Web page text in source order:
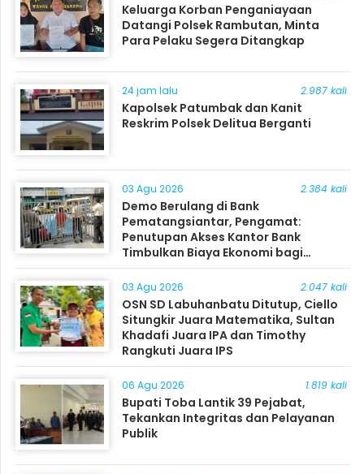
Keluarga Korban Penganiayaan
Datangi Polsek Rambutan, Minta
Para Pelaku Segera Ditangkap
24 jam lalu 2.987 kali
Kapolsek Patumbak dan Kanit
Reskrim Polsek Delitua Berganti
03 Agu 2026 2.384 kali
Demo Berulang di Bank
Pematangsiantar, Pengamat:
Penutupan Akses Kantor Bank
Timbulkan Biaya Ekonomi bagi
Masyarakat
03 Agu 2026 2.047 kali
OSN SD Labuhanbatu Ditutup, Ciello
Situngkir Juara Matematika, Sultan
Khadafi Juara IPA dan Timothy
Rangkuti Juara IPS
06 Agu 2026 1.819 kali
Bupati Toba Lantik 39 Pejabat,
Tekankan Integritas dan Pelayanan
Publik